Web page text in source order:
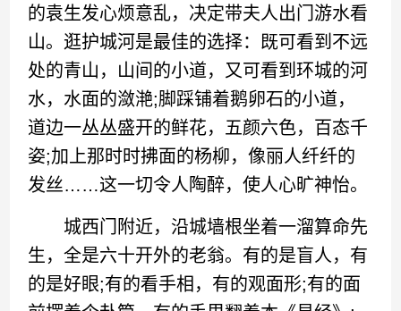
的袁生发心烦意乱，决定带夫人出门游水看
山。逛护城河是最佳的选择：既可看到不远
处的青山，山间的小道，又可看到环城的河
水，水面的潋滟;脚踩铺着鹅卵石的小道，
道边一丛丛盛开的鲜花，五颜六色，百态千
姿;加上那时时拂面的杨柳，像丽人纤纤的
发丝……这一切令人陶醉，使人心旷神怡。
城西门附近，沿城墙根坐着一溜算命先
生，全是六十开外的老翁。有的是盲人，有
的是好眼;有的看手相，有的观面形;有的面